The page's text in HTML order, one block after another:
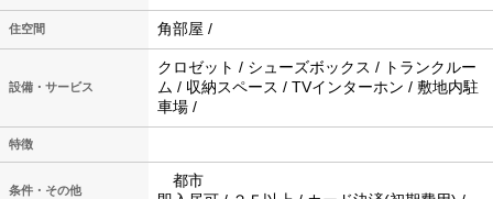
住空間 角部屋 /
設備・サービス
クロゼット / シューズボックス / トランクルー
ム / 収納スペース / TVインターホン / 敷地内駐
車場 /
特徴
条件・その他
都市